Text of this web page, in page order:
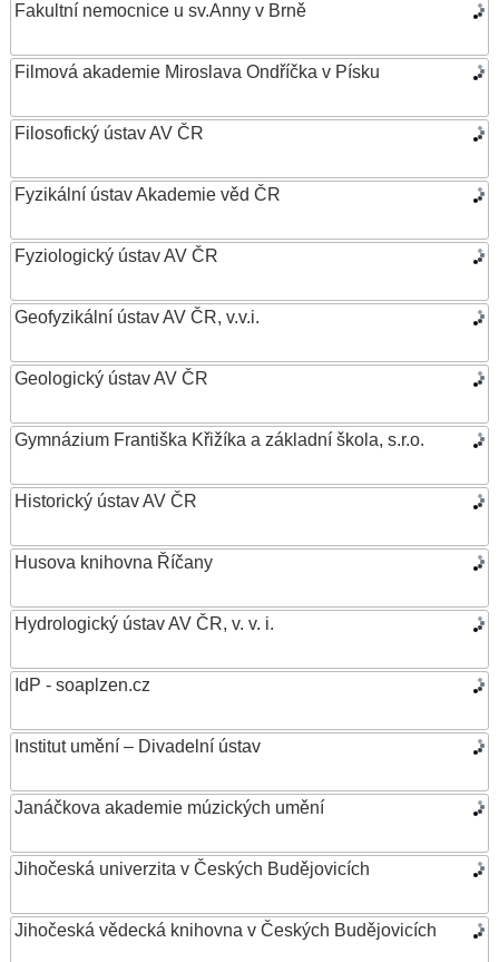
Fakultní nemocnice u sv.Anny v Brně
Filmová akademie Miroslava Ondříčka v Písku
Filosofický ústav AV ČR
Fyzikální ústav Akademie věd ČR
Fyziologický ústav AV ČR
Geofyzikální ústav AV ČR, v.v.i.
Geologický ústav AV ČR
Gymnázium Františka Křižíka a základní škola, s.r.o.
Historický ústav AV ČR
Husova knihovna Říčany
Hydrologický ústav AV ČR, v. v. i.
IdP - soaplzen.cz
Institut umění – Divadelní ústav
Janáčkova akademie múzických umění
Jihočeská univerzita v Českých Budějovicích
Jihočeská vědecká knihovna v Českých Budějovicích